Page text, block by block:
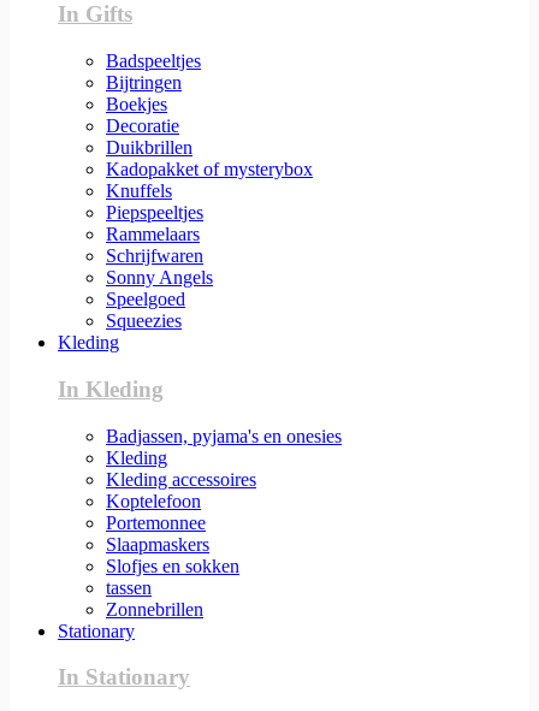
In Gifts
Badspeeltjes
Bijtringen
Boekjes
Decoratie
Duikbrillen
Kadopakket of mysterybox
Knuffels
Piepspeeltjes
Rammelaars
Schrijfwaren
Sonny Angels
Speelgoed
Squeezies
Kleding
In Kleding
Badjassen, pyjama's en onesies
Kleding
Kleding accessoires
Koptelefoon
Portemonnee
Slaapmaskers
Slofjes en sokken
tassen
Zonnebrillen
Stationary
In Stationary